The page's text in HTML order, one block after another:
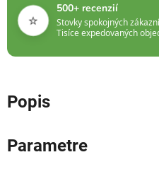
⭐
500+ recenzií
Stovky spokojných
Tisíce expedovaných
Popis
Parametre